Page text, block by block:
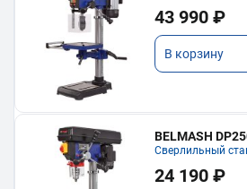
43 990 ₽
В корзину
BELMASH
Сверлильный
24 190 ₽